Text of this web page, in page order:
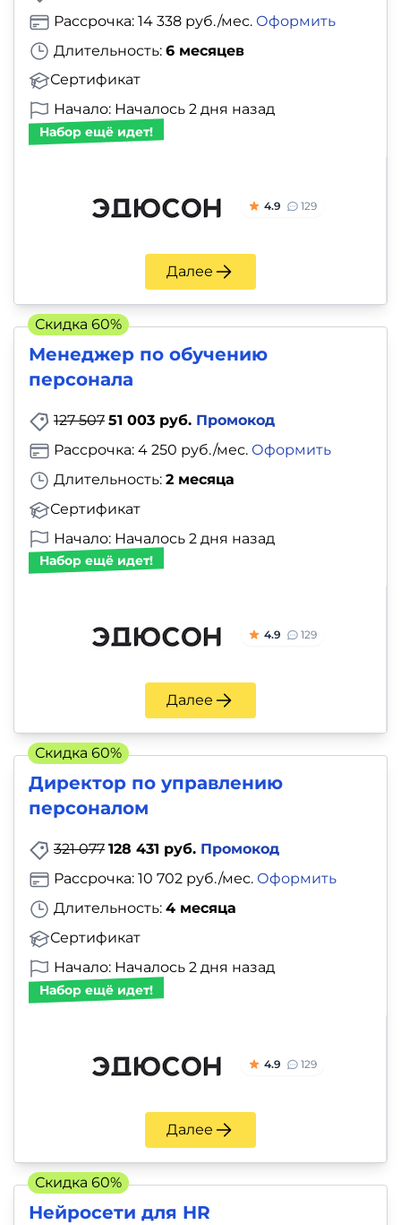
Длительность: 6 месяцев
Сертификат
Рассрочка: 14 338 руб./мес. Оформить
Начало: Началось 2 дня назад
Набор ещё идет!
4.9 129
Далее
Менеджер по обучению
персонала
127 507 51 003 руб. Промокод
Длительность: 2 месяца
Сертификат
Рассрочка: 4 250 руб./мес. Оформить
Начало: Началось 2 дня назад
Набор ещё идет!
4.9 129
Далее
Скидка 60%
Директор по управлению
персоналом
321 077 128 431 руб. Промокод
Длительность: 4 месяца
Сертификат
Рассрочка: 10 702 руб./мес. Оформить
Начало: Началось 2 дня назад
Набор ещё идет!
4.9 129
Далее
Скидка 60%
Нейросети для HR
Скидка 60%